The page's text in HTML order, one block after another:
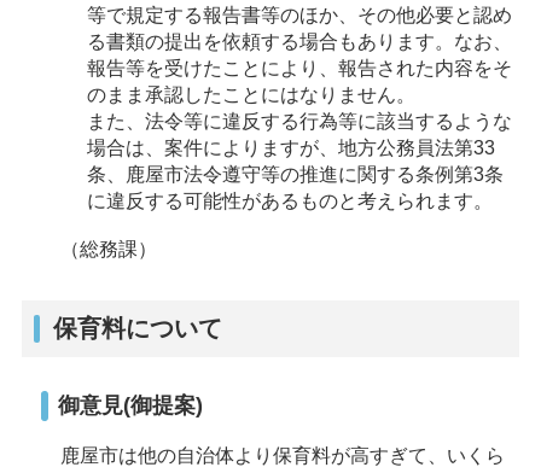
等で規定する報告書等のほか、その他必要と認め
る書類の提出を依頼する場合もあります。なお、
報告等を受けたことにより、報告された内容をそ
のまま承認したことにはなりません。
また、法令等に違反する行為等に該当するような
場合は、案件によりますが、地方公務員法第33
条、鹿屋市法令遵守等の推進に関する条例第3条
に違反する可能性があるものと考えられます。
（総務課）
保育料について
御意見(御提案)
鹿屋市は他の自治体より保育料が高すぎて、いくら